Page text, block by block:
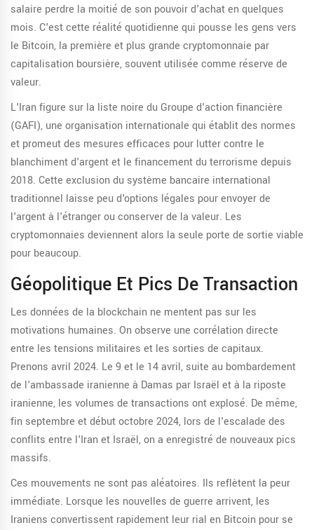
salaire perdre la moitié de son pouvoir d'achat en quelques
mois. C'est cette réalité quotidienne qui pousse les gens vers
le Bitcoin, la première et plus grande cryptomonnaie par
capitalisation boursière, souvent utilisée comme réserve de
valeur.
L'Iran figure sur la liste noire du Groupe d'action financière
(GAFI), une organisation internationale qui établit des normes
et promeut des mesures efficaces pour lutter contre le
blanchiment d'argent et le financement du terrorisme depuis
2018. Cette exclusion du système bancaire international
traditionnel laisse peu d'options légales pour envoyer de
l'argent à l'étranger ou conserver de la valeur. Les
cryptomonnaies deviennent alors la seule porte de sortie viable
pour beaucoup.
Géopolitique Et Pics De Transaction
Les données de la blockchain ne mentent pas sur les
motivations humaines. On observe une corrélation directe
entre les tensions militaires et les sorties de capitaux.
Prenons avril 2024. Le 9 et le 14 avril, suite au bombardement
de l'ambassade iranienne à Damas par Israël et à la riposte
iranienne, les volumes de transactions ont explosé. De même,
fin septembre et début octobre 2024, lors de l'escalade des
conflits entre l'Iran et Israël, on a enregistré de nouveaux pics
massifs.
Ces mouvements ne sont pas aléatoires. Ils reflètent la peur
immédiate. Lorsque les nouvelles de guerre arrivent, les
Iraniens convertissent rapidement leur rial en Bitcoin pour se